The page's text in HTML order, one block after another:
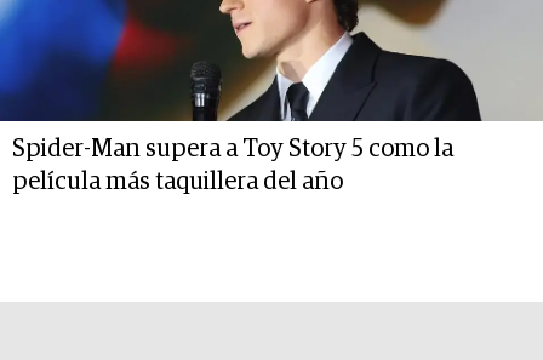
Spider-Man supera a Toy Story 5 como la
película más taquillera del año